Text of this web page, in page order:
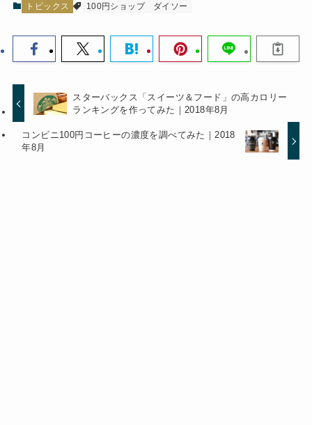
トピックス 100円ショップ ダイソー
スターバックス「スイーツ＆フード」の高カロリー
ランキングを作ってみた｜2018年8月
コンビニ100円コーヒーの濃度を調べてみた｜2018
年8月